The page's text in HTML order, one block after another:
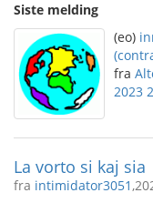
Siste melding
(eo)
fra
2023
La vorto si kaj sia
fra intimidator3051